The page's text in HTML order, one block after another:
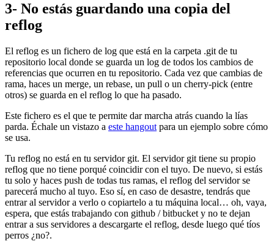
3- No estás guardando una copia del
reflog
El reflog es un fichero de log que está en la carpeta .git de tu
repositorio local donde se guarda un log de todos los cambios de
referencias que ocurren en tu repositorio. Cada vez que cambias de
rama, haces un merge, un rebase, un pull o un cherry-pick (entre
otros) se guarda en el reflog lo que ha pasado.
Este fichero es el que te permite dar marcha atrás cuando la lías
parda. Échale un vistazo a este hangout para un ejemplo sobre cómo
se usa.
Tu reflog no está en tu servidor git. El servidor git tiene su propio
reflog que no tiene porqué coincidir con el tuyo. De nuevo, si estás
tu solo y haces push de todas tus ramas, el reflog del servidor se
parecerá mucho al tuyo. Eso sí, en caso de desastre, tendrás que
entrar al servidor a verlo o copiartelo a tu máquina local… oh, vaya,
espera, que estás trabajando con github / bitbucket y no te dejan
entrar a sus servidores a descargarte el reflog, desde luego qué tíos
perros ¿no?.